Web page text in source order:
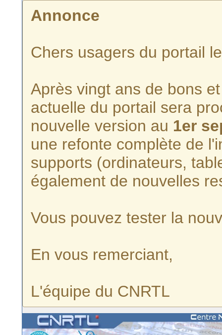
Annonce
Chers usagers du portail
Après vingt ans de bons
actuelle du portail sera
nouvelle version au 1er
une refonte complète de
supports (ordinateurs,
également de nouvelles
Vous pouvez tester la
En vous remerciant,
L'équipe du CNRTL